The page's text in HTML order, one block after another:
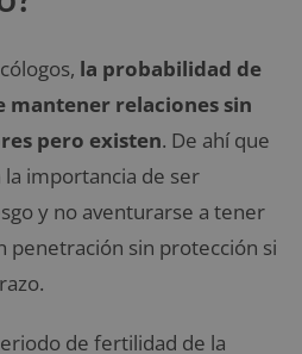
la probabilidad de
mantener relaciones sin
pero existen. De ahí que
importancia de ser
y no aventurarse a tener
penetración sin protección si
de fertilidad de la